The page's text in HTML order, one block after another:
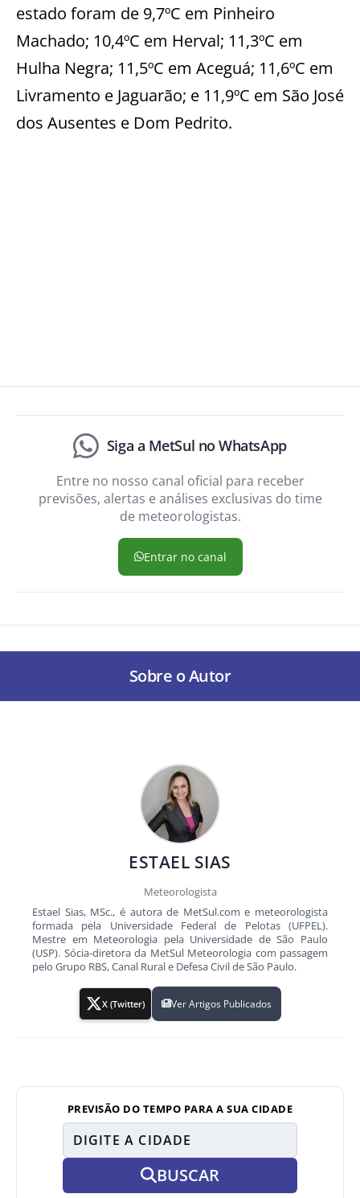
estado foram de 9,7ºC em Pinheiro
Machado; 10,4ºC em Herval; 11,3ºC em
Hulha Negra; 11,5ºC em Aceguá; 11,6ºC em
Livramento e Jaguarão; e 11,9ºC em São José
dos Ausentes e Dom Pedrito.
Siga a MetSul no WhatsApp
Entre no nosso canal oficial para receber
previsões, alertas e análises exclusivas do time
de meteorologistas.
Entrar no canal
Sobre o Autor
ESTAEL SIAS
Meteorologista
Estael Sias, MSc., é autora de MetSul.com e meteorologista
formada pela Universidade Federal de Pelotas (UFPEL).
Mestre em Meteorologia pela Universidade de São Paulo
(USP). Sócia-diretora da MetSul Meteorologia com passagem
pelo Grupo RBS, Canal Rural e Defesa Civil de São Paulo.
X (Twitter) Ver Artigos Publicados
PREVISÃO DO TEMPO PARA A SUA CIDADE
BUSCAR